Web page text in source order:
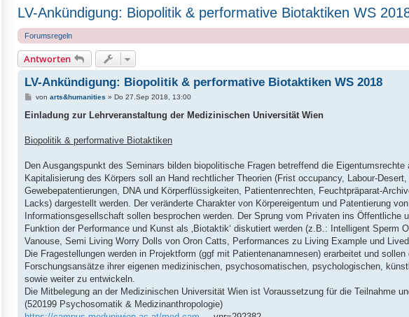
LV-Ankündigung: Biopolitik & performative Biotaktiken WS
Forumsregeln
Antworten
LV-Ankündigung: Biopolitik & performative Biotaktiken WS 2018
B
i
a
g
von arts&humanities » Do 27.Sep 2018, 13:00
Einladung zur Lehrveranstaltung der Medizinischen Universität Wien
Biopolitik & performative Biotaktiken
Den Ausgangspunkt des Seminars bilden biopolitische Fragen betreffend die
Kapitalisierung des Körpers soll an Hand rechtlicher Theorien (Frist occupancy, Labour-
Gewebepatentierungen, DNA und Körperflüssigkeiten, Patientenrechten, Feuchtpräparat-
Lacks) dargestellt werden. Der veränderte Charakter von Körpereigentum und Patentierung
Informationsgesellschaft sollen besprochen werden. Der Sprung vom Privaten ins
Funktion der Performance und Kunst als ‚Biotaktik‘ diskutiert werden (z.B.: Intelligent
Vanouse, Semi Living Worry Dolls von Oron Catts, Performances zu Living Example und
Die Fragestellungen werden in Projektform (ggf mit Patientenanamnesen) erarbeitet und
Forschungsansätze ihrer eigenen medizinischen, psychosomatischen, psychologischen,
sowie weiter zu entwickeln.
Die Mitbelegung an der Medizinischen Universität Wien ist Voraussetzung für die Teilnahme
(520199 Psychosomatik & Medizinanthropologie)